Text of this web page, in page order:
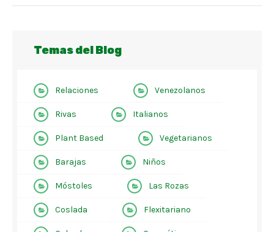
Temas del Blog
Relaciones Venezolanos
Rivas Italianos
Plant Based Vegetarianos
Barajas Niños
Móstoles Las Rozas
Coslada Flexitariano